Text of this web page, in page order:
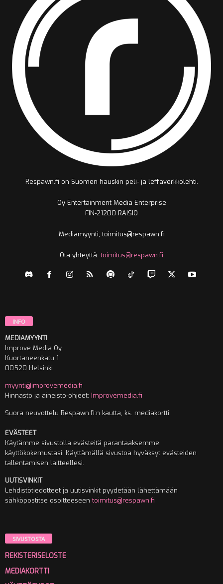
Respawn.fi on Suomen hauskin peli- ja leffaverkkolehti.
Oy Entertainment Media Enterprise
FIN-21200 RAISIO
Mediamyynti, toimitus@respawn.fi
Ota yhteyttä:toimitus@respawn.fi
INFO
MEDIAMYYNTI
Improve Media Oy
Kuortaneenkatu 1
00520 Helsinki
myynti@improvemedia.fi
Hinnasto ja aineisto-ohjeet: Improvemedia.fi
Suora neuvottelu Respawn.fi:n kautta, ks. mediakortti
EVÄSTEET
Käytämme sivustolla evästeitä parantaaksemme
käyttökokemustasi. Käyttämällä sivustoa hyväksyt evästeiden
tallentamisen laitteellesi.
UUTISVINKIT
Lehdistötiedotteet ja uutisvinkit pyydetään lähettämään
sähköpostitse osoitteeseentoimitus@respawn.fi
SIVUSTOSTA
REKISTERISELOSTE
MEDIAKORTTI